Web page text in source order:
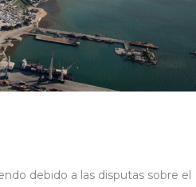
debido a las disputas sobre el